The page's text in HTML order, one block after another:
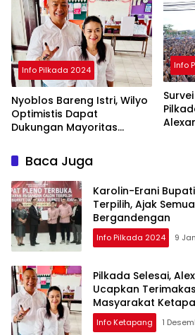
Info Pilkada 2024
Nyoblos Bareng Istri, Wilyo
Optimistis Dapat
Dukungan Mayoritas
Info
Baca Juga
Karolin-Erani
Terpilih, Ajak
Bergandengan
Info Pilkada 2024 9
Pilkada Selesai,
Ucapkan
Masyarakat
Info Ketapang 1